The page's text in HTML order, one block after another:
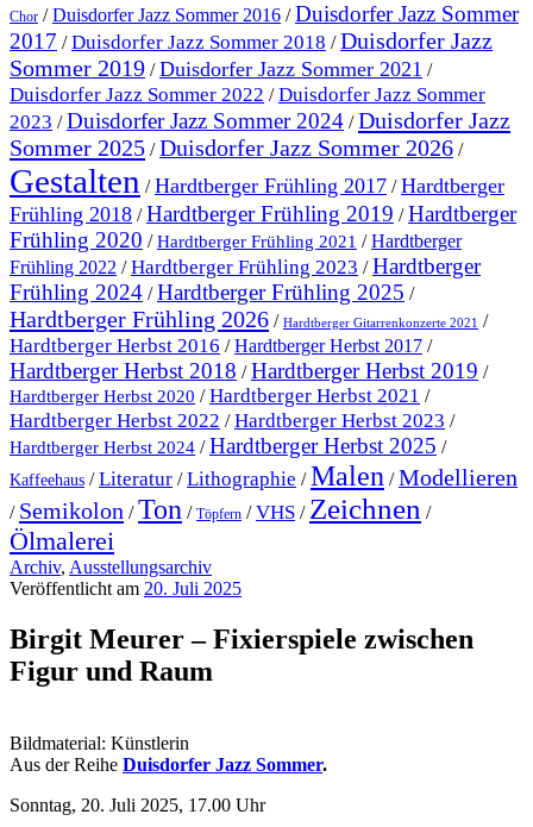
Chor /Duisdorfer Jazz Sommer 2016 /Duisdorfer Jazz Sommer
2017 /Duisdorfer Jazz Sommer 2018 /Duisdorfer Jazz
Sommer 2019 /Duisdorfer Jazz Sommer 2021 /
Duisdorfer Jazz Sommer 2022 /Duisdorfer Jazz Sommer
2023 /Duisdorfer Jazz Sommer 2024 /Duisdorfer Jazz
Sommer 2025 /Duisdorfer Jazz Sommer 2026 /
Gestalten /Hardtberger Frühling 2017 /Hardtberger
Frühling 2018 /Hardtberger Frühling 2019 /Hardtberger
Frühling 2020 /Hardtberger Frühling 2021 /Hardtberger
Frühling 2022 /Hardtberger Frühling 2023 /Hardtberger
Frühling 2024 /Hardtberger Frühling 2025 /
Hardtberger Frühling 2026 / Hardtberger Gitarrenkonzerte 2021 /
Hardtberger Herbst 2016 /Hardtberger Herbst 2017 /
Hardtberger Herbst 2018 /Hardtberger Herbst 2019 /
Hardtberger Herbst 2020 /Hardtberger Herbst 2021 /
Hardtberger Herbst 2022 /Hardtberger Herbst 2023 /
Hardtberger Herbst 2024 /Hardtberger Herbst 2025 /
Kaffeehaus /Literatur /Lithographie /Malen /Modellieren
/ Semikolon /Ton / Töpfern /VHS / Zeichnen /
Ölmalerei
Archiv, Ausstellungsarchiv
Veröffentlicht am 20. Juli 2025
Birgit Meurer – Fixierspiele zwischen
Figur und Raum
Bildmaterial: Künstlerin
Aus der Reihe Duisdorfer Jazz Sommer.
Sonntag, 20. Juli 2025, 17.00 Uhr